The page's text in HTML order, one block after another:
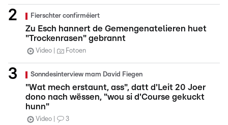
Fierschter confirméiert
Zu Esch hannert de Gemengenatelieren huet
"Trockenrasen" gebrannt
Video Fotoen
Sonndesinterview mam David Fiegen
"Wat mech erstaunt, ass", datt d'Leit 20 Joer
dono nach wëssen, "wou si d'Course gekuckt
hunn"
Video 3